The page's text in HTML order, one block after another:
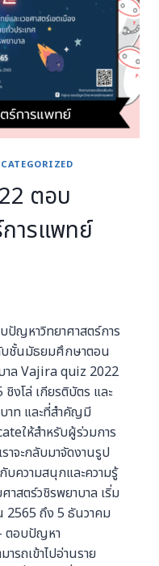
ตอบ
ารแพทย์
ปัญหาวิทยาศาสตร์การ
บชั้นมัธยมศึกษาตอน
าล Vajira quiz 2022
งโล่ เกียรติบัตร และ
บาท และที่สำคัญมี
ให้สำหรับผู้ร่วมการ
าจะกลับมาจัดงานรูป
ความสนุกและความรู้
สตร์วชิรพยาบาล เริ่ม
2565 ถึง 5 ธันวาคม
ตอบปัญหา
รถเข้าไปอ่านราย